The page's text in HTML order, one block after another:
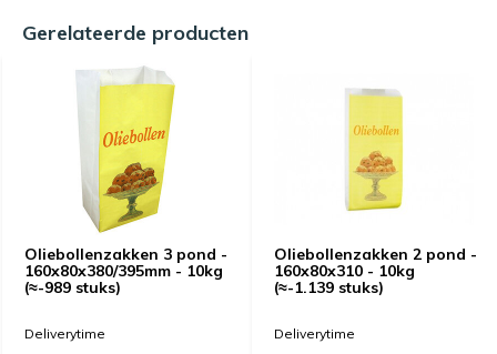
Gerelateerde producten
Oliebollenzakken 3 pond -
160x80x380/395mm - 10kg
(≈-989 stuks)
Deliverytime
Oliebollenzakken 2 pond -
160x80x310 - 10kg
(≈-1.139 stuks)
Deliverytime